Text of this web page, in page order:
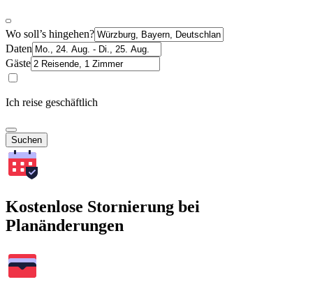
Wo soll’s hingehen?
Daten
Gäste
Ich reise geschäftlich
Suchen
Kostenlose Stornierung bei
Planänderungen